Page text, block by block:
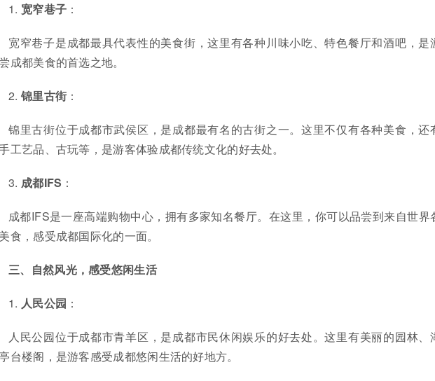
1. 宽窄巷子 ：
宽窄巷子是成都最具代表性的美食街，这里有各种川味小吃、特色餐厅和酒吧，是
成都美食的首选之地。
2. 锦里古街 ：
锦里古街位于成都市武侯区，是成都最有名的古街之一。这里不仅有各种美食，还
工艺品、古玩等，是游客体验成都传统文化的好去处。
3. 成都IFS ：
成都IFS是一座高端购物中心，拥有多家知名餐厅。在这里，你可以品尝到来自世界
食，感受成都国际化的一面。
三、自然风光，感受悠闲生活
1. 人民公园 ：
人民公园位于成都市青羊区，是成都市民休闲娱乐的好去处。这里有美丽的园林、
台楼阁，是游客感受成都悠闲生活的好地方。